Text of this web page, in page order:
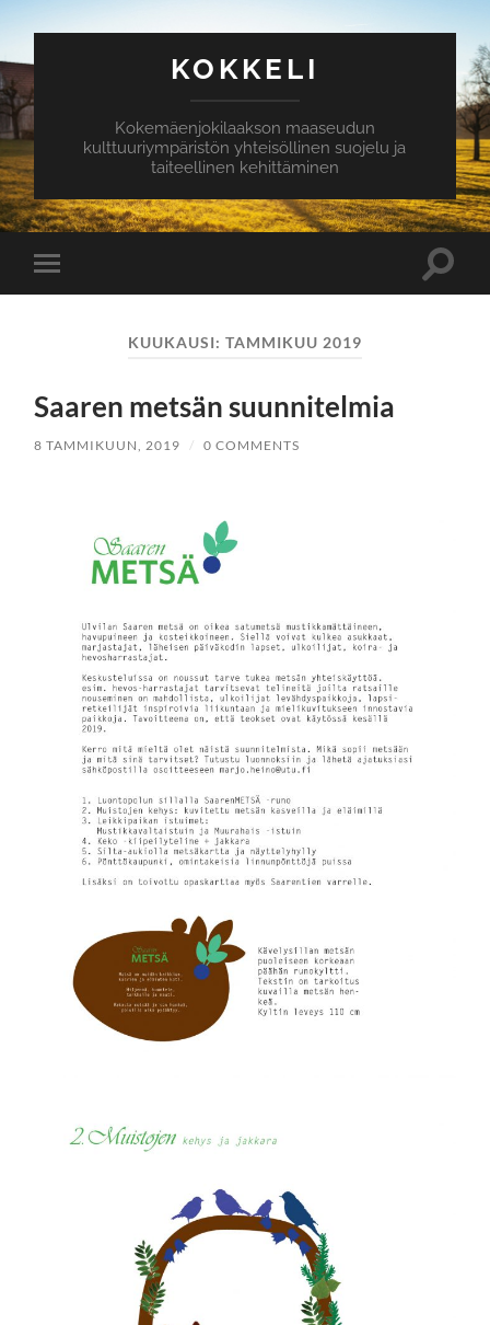
KOKKELI
Kokemäenjokilaakson maaseudun
kulttuuriympäristön yhteisöllinen suojelu ja
taiteellinen kehittäminen
Toggle
mobile
Toggle
KUUKAUSI: TAMMIKUU 2019
Saaren metsän suunnitelmia
8 TAMMIKUUN, 2019 / 0 COMMENTS